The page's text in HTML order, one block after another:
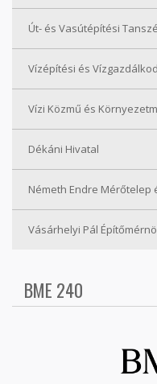
Út- és Vasútépítési
Vízépítési és
Vízi Közmű és
Dékáni Hivatal
Németh Endre Mérőtelep
Vásárhelyi Pál
BME 240